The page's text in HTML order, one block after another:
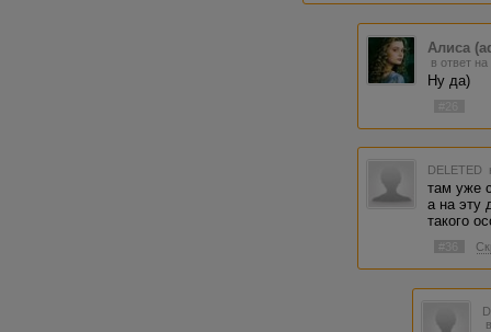
Алиса
в ответ
Ну да)
DELETED
там уже
а на эту
такого
#36